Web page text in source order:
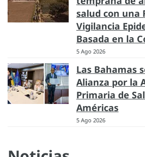
salud con una
Vigilancia
Basada en la
5 Ago 2026
Las Bahamas
Alianza por la
Primaria de
Américas
5 Ago 2026